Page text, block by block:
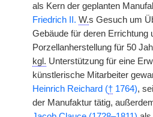
als Kern der geplanten
Friedrich II. W.s Gesuch um
Gebäude für deren Errichtung
Porzellanherstellung für 50
kgl. Unterstützung für eine
künstlerische Mitarbeiter
Heinrich Reichard († 1764),
der Manufaktur tätig,